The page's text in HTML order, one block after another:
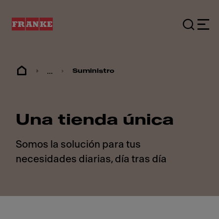
... Suministro
Una tienda única
Somos la solución para tus
necesidades diarias, día tras día